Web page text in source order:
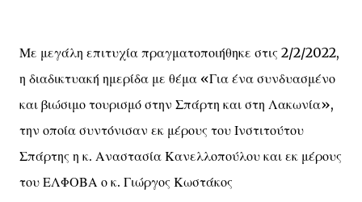
Με μεγάλη επιτυχία πραγματοποιήθηκε στις 2/2/2022,
η διαδικτυακή ημερίδα με θέμα «Για ένα συνδυασμένο
και βιώσιμο τουρισμό στην Σπάρτη και στη Λακωνία»,
την οποία συντόνισαν εκ μέρους του Ινστιτούτου
Σπάρτης η κ. Αναστασία Κανελλοπούλου και εκ μέρους
του ΕΛΦΟΒΑ ο κ. Γιώργος Κωστάκος